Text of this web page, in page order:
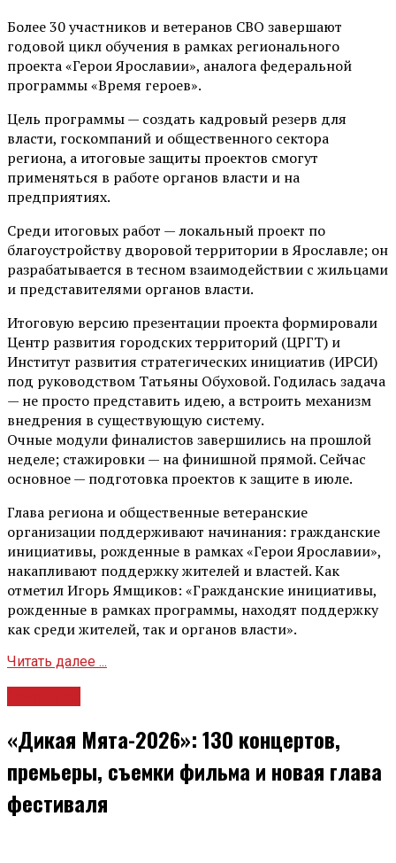
Более 30 участников и ветеранов СВО завершают
годовой цикл обучения в рамках регионального
проекта «Герои Ярославии», аналога федеральной
программы «Время героев».
Цель программы — создать кадровый резерв для
власти, госкомпаний и общественного сектора
региона, а итоговые защиты проектов смогут
применяться в работе органов власти и на
предприятиях.
Среди итоговых работ — локальный проект по
благоустройству дворовой территории в Ярославле; он
разрабатывается в тесном взаимодействии с жильцами
и представителями органов власти.
Итоговую версию презентации проекта формировали
Центр развития городских территорий (ЦРГТ) и
Институт развития стратегических инициатив (ИРСИ)
под руководством Татьяны Обуховой. Годилась задача
— не просто представить идею, а встроить механизм
внедрения в существующую систему.
Очные модули финалистов завершились на прошлой
неделе; стажировки — на финишной прямой. Сейчас
основное — подготовка проектов к защите в июле.
Глава региона и общественные ветеранские
организации поддерживают начинания: гражданские
инициативы, рожденные в рамках «Герои Ярославии»,
накапливают поддержку жителей и властей. Как
отметил Игорь Ямщиков: «Гражданские инициативы,
рожденные в рамках программы, находят поддержку
как среди жителей, так и органов власти».
Читать далее ...
«Дикая Мята-2026»: 130 концертов,
премьеры, съемки фильма и новая глава
фестиваля